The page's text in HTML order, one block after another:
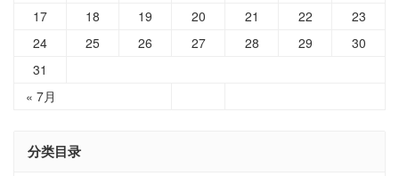
« 7月
17
18 19 20 21 22
23
24
25 26 27 28 29
30
31
分类目录